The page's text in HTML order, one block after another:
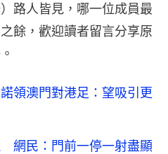
路人皆見，哪一位成員最
餘，歡迎讀者留言分享原
領澳門對港足：望吸引更
網民：門前一停一射盡顯